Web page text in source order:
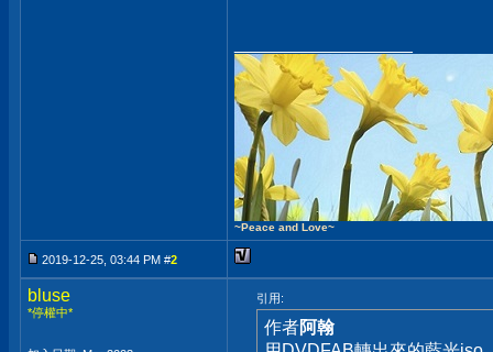
~Peace and Love~
2019-12-25, 03:44 PM #2
bluse
*停權中*
引用:
作者阿翰